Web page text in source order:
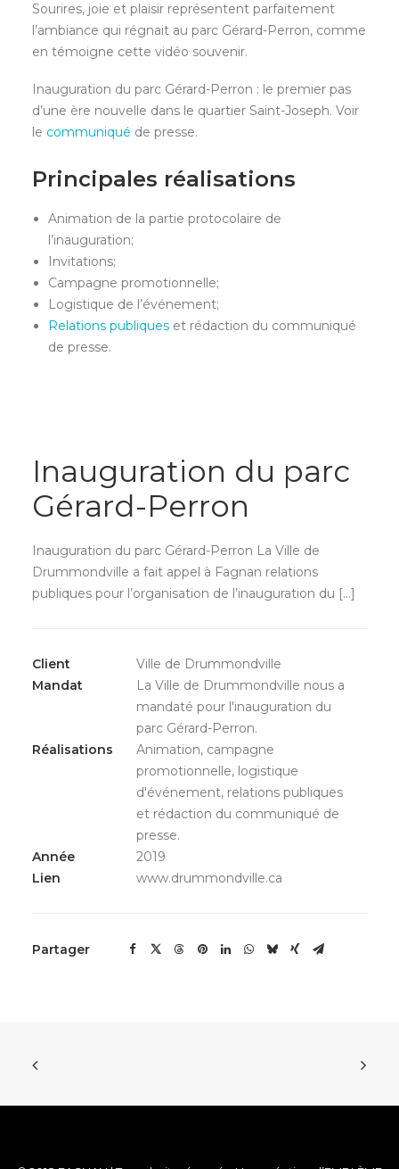
Sourires, joie et plaisir représentent parfaitement
l’ambiance qui régnait au parc Gérard-Perron, comme
en témoigne cette vidéo souvenir.
Inauguration du parc Gérard-Perron : le premier pas
d’une ère nouvelle dans le quartier Saint-Joseph. Voir
le communiqué de presse.
Principales réalisations
Animation de la partie protocolaire de
l’inauguration;
Invitations;
Campagne promotionnelle;
Logistique de l’événement;
Relations publiques et rédaction du communiqué
de presse.
Inauguration du parc
Gérard-Perron
Inauguration du parc Gérard-Perron La Ville de
Drummondville a fait appel à Fagnan relations
publiques pour l’organisation de l’inauguration du […]
Client
Ville de Drummondville
Mandat
La Ville de Drummondville nous a
mandaté pour l'inauguration du
parc Gérard-Perron.
Réalisations
Animation, campagne
promotionnelle, logistique
d'événement, relations publiques
et rédaction du communiqué de
presse.
Année
2019
Lien
www.drummondville.ca
Partager